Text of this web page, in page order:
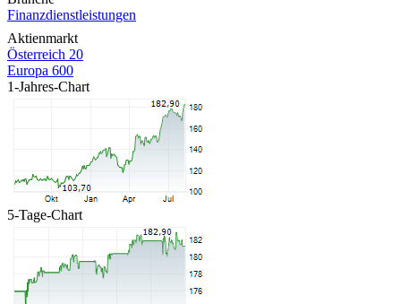
Finanzdienstleistungen
Aktienmarkt
Österreich 20
Europa 600
1-Jahres-Chart
5-Tage-Chart